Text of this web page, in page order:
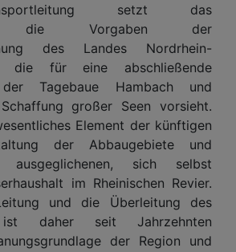
setzt das
die Vorgaben der
des Landes Nordrhein-
die für eine abschließende
der Tagebaue Hambach und
großer Seen vorsieht.
Element der künftigen
der Abbaugebiete und
ausgeglichenen, sich selbst
im Rheinischen Revier.
und die Überleitung des
ist daher seit Jahrzehnten
der Region und